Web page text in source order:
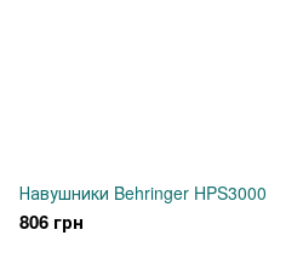
Навушники Behringer HPS3000
806 грн